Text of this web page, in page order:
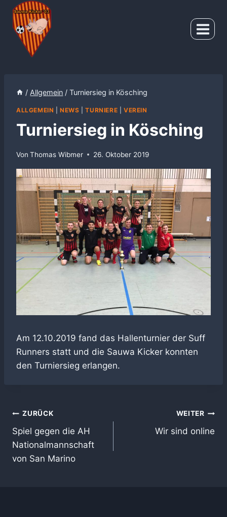
Zum
Inhalt
springen
/ Allgemein / Turniersieg in Kösching
ALLGEMEIN |NEWS |TURNIERE VEREIN
Turniersieg in Kösching
Von Thomas Wibmer 26. Oktober 2019
Am 12.10.2019 fand das Hallenturnier der Suff
Runners statt und die Sauwa Kicker konnten
den Turniersieg erlangen.
Beitragsnavigation
ZURÜCK
Spiel gegen die AH
Nationalmannschaft
von San Marino
WEITER
Wir sind online